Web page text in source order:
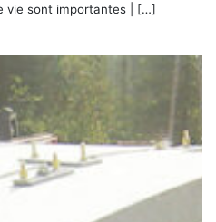
vie sont importantes | […]